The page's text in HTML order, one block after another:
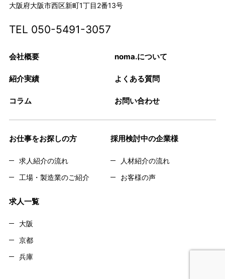
大阪府大阪市西区新町1丁目2番13号
TEL 050-5491-3057
会社概要 noma.について
紹介実績 よくある質問
コラム お問い合わせ
お仕事をお探しの方
求人紹介の流れ
工場・製造業のご紹介
採用検討中の企業様
人材紹介の流れ
お客様の声
求人一覧
大阪
京都
兵庫